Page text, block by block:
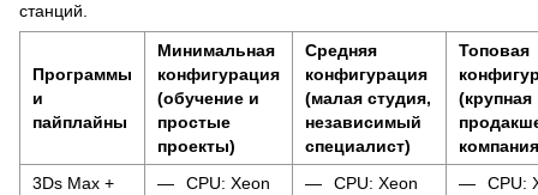
станций.
Программы
и
пайплайны
Минимальная
конфигурация
(обучение и
простые
проекты)
Средняя
конфигурация
(малая студия,
независимый
специалист)
Топовая
(крупная
3Ds Max +
CPU: Xeon
CPU: Xeon
CPU: